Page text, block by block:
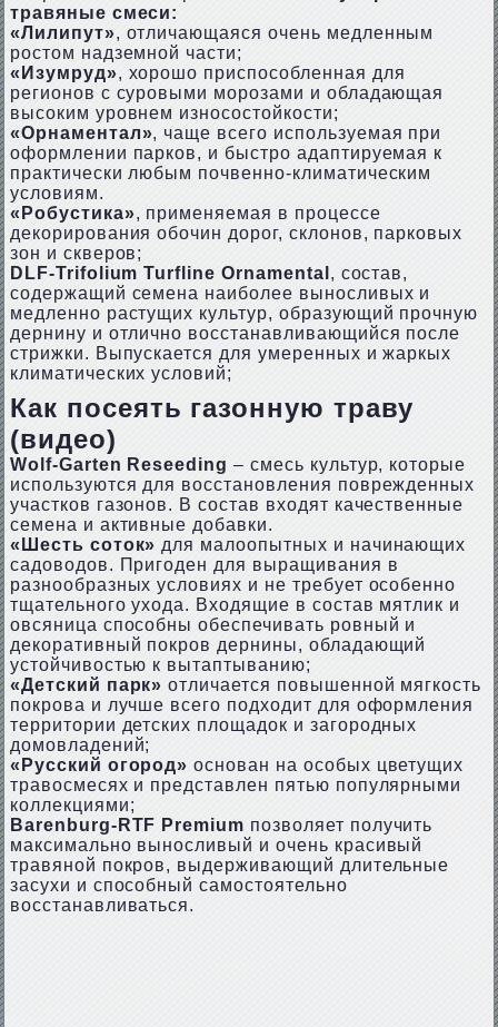
травяные смеси:
«Лилипут», отличающаяся очень медленным
ростом надземной части;
«Изумруд», хорошо приспособленная для
регионов с суровыми морозами и обладающая
высоким уровнем износостойкости;
«Орнаментал», чаще всего используемая при
оформлении парков, и быстро адаптируемая к
практически любым почвенно-климатическим
условиям.
«Робустика», применяемая в процессе
декорирования обочин дорог, склонов, парковых
зон и скверов;
DLF-Trifolium Turfline Ornamental , состав,
содержащий семена наиболее выносливых и
медленно растущих культур, образующий прочную
дернину и отлично восстанавливающийся после
стрижки. Выпускается для умеренных и жаркых
климатических условий;
Как посеять газонную траву
(видео)
Wolf-Garten Reseeding – смесь культур, которые
используются для восстановления поврежденных
участков газонов. В состав входят качественные
семена и активные добавки.
«Шесть соток» для малоопытных и начинающих
садоводов. Пригоден для выращивания в
разнообразных условиях и не требует особенно
тщательного ухода. Входящие в состав мятлик и
овсяница способны обеспечивать ровный и
декоративный покров дернины, обладающий
устойчивостью к вытаптыванию;
«Детский парк» отличается повышенной мягкость
покрова и лучше всего подходит для оформления
территории детских площадок и загородных
домовладений;
«Русский огород» основан на особых цветущих
травосмесях и представлен пятью популярными
коллекциями;
Ваrеnburg-RTF Prеmium позволяет получить
максимально выносливый и очень красивый
травяной покров, выдерживающий длительные
засухи и способный самостоятельно
восстанавливаться.